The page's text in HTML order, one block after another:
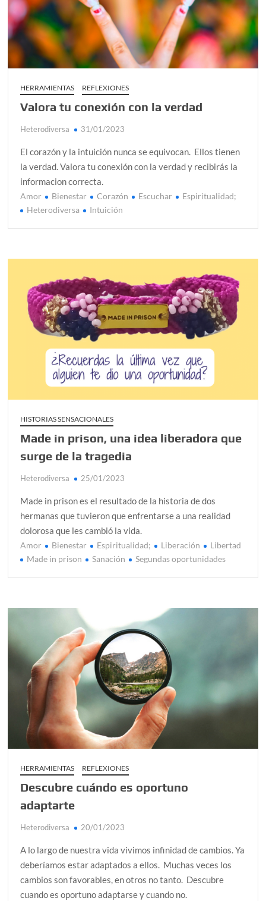
alcanzar
Día de Independencia 2026: de Patria Boba a Colombia
polarizada
¿Podemos comunicarnos con seres de otros planos o
Salud mental digital: cómo frenar la ansiedad que
¿Cómo descubrir esa conexión energética de la sexualidad
HERRAMIENTAS REFLEXIONES
Valora tu conexión con la verdad
Heterodiversa 31/01/2023
El corazón y la intuición nunca se equivocan. Ellos tienen
la verdad. Valora tu conexión con la verdad y recibirás la
informacion correcta.
Amor Bienestar Corazón Escuchar
Espiritualidad;
Heterodiversa
Intuición
HISTORIAS SENSACIONALES
Made in prison, una idea liberadora que
surge de la tragedia
Heterodiversa 25/01/2023
Made in prison es el resultado de la historia de dos
hermanas que tuvieron que enfrentarse a una realidad
dolorosa que les cambió la vida.
Amor Bienestar Espiritualidad; Liberación
Libertad
Made in prison
Sanación Segundas oportunidades
HERRAMIENTAS REFLEXIONES
Descubre cuándo es oportuno
adaptarte
Heterodiversa 20/01/2023
A lo largo de nuestra vida vivimos infinidad de cambios. Ya
deberíamos estar adaptados a ellos. Muchas veces los
cambios son favorables, en otros no tanto. Descubre
cuando es oportuno adaptarse y cuando no.